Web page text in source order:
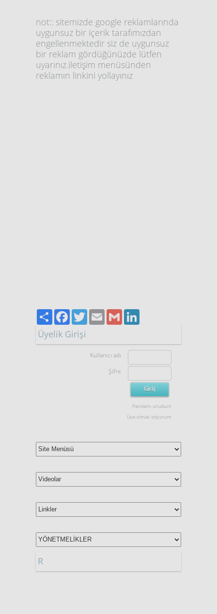
not:: sitemizde google reklamlarında
uygunsuz bir içerik tarafımızdan
engellenmektedir siz de uygunsuz
bir reklam gördüğünüzde lütfen
uyarınız.iletişim menüsünden
reklamın linkini yollayınız
PaylaşFacebook
TwitterEmailGmail
Üyelik Girişi
Kullanıcı adı
Şifre
Parolamı unuttum
Üye olmak istiyorum
R